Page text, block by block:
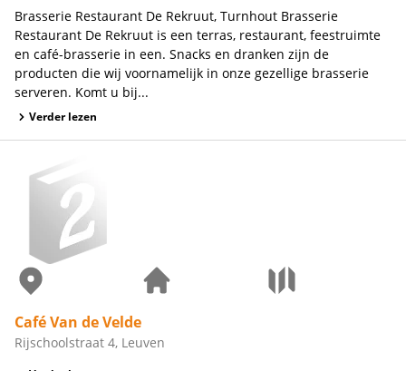
Brasserie Restaurant De Rekruut, Turnhout Brasserie
Restaurant De Rekruut is een terras, restaurant, feestruimte
en café-brasserie in een. Snacks en dranken zijn de
producten die wij voornamelijk in onze gezellige brasserie
serveren. Komt u bij...
Verder lezen
Café Van de Velde
Rijschoolstraat 4, Leuven